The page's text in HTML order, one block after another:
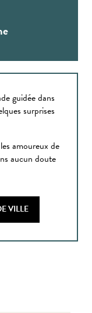
guidée dans
surprises
amoureux de
aucun doute
VILLE